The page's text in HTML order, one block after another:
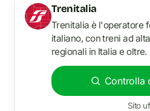
Trenitalia
Trenitalia è l'operatore
italiano, con treni ad
regionali in Italia e oltre.
Controlla
Sito